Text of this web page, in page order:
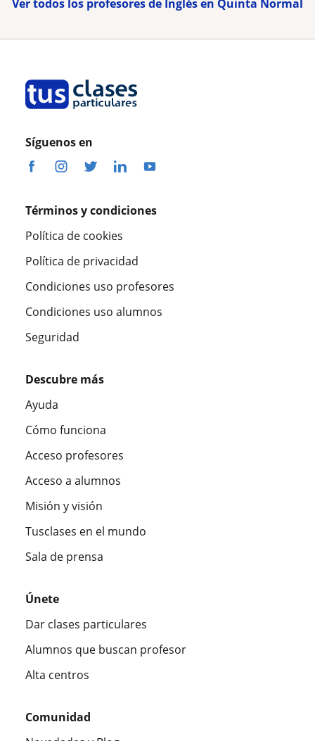
Ver todos los profesores de Inglés en Quinta Normal
Síguenos en
Términos y condiciones
Política de cookies
Política de privacidad
Condiciones uso profesores
Condiciones uso alumnos
Seguridad
Descubre más
Ayuda
Cómo funciona
Acceso profesores
Acceso a alumnos
Misión y visión
Tusclases en el mundo
Sala de prensa
Únete
Dar clases particulares
Alumnos que buscan profesor
Alta centros
Comunidad